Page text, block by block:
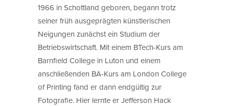
1966 in Schottland geboren, begann trotz
seiner früh ausgeprägten künstlerischen
Neigungen zunächst ein Studium der
Betriebswirtschaft. Mit einem BTech-Kurs am
Barnfield College in Luton und einem
anschließenden BA-Kurs am London College
of Printing fand er dann endgültig zur
Fotografie. Hier lernte er Jefferson Hack